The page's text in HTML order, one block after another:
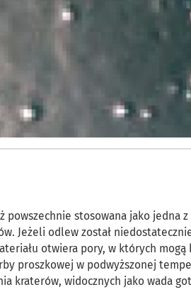
stosowana jako jedna
Jeżeli odlew został
otwiera pory, w których mogą
proszkowej w podwyższonej
kraterów, widocznych jako wada